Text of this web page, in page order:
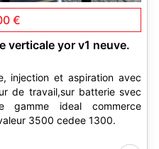
€
verticale yor v1 neuve.
injection et aspiration avec
de travail,sur batterie svec
gamme ideal commerce
0.4h, soit neuve valeur 3500 cedee 1300.